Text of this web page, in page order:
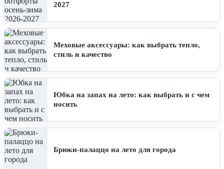
2027
Меховые аксессуары: как выбрать тепло,
стиль и качество
Юбка на запах на лето: как выбрать и с чем
носить
Брюки-палаццо на лето для города